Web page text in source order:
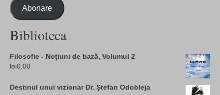
Abonare
Biblioteca
Filosofie - Noțiuni de bază, Volumul 2
lei0,00
Destinul unui vizionar Dr. Ștefan Odobleja